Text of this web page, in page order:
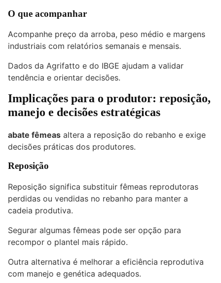
O que acompanhar
Acompanhe preço da arroba, peso médio e margens
industriais com relatórios semanais e mensais.
Dados da Agrifatto e do IBGE ajudam a validar
tendência e orientar decisões.
Implicações para o produtor: reposição,
manejo e decisões estratégicas
abate fêmeas altera a reposição do rebanho e exige
decisões práticas dos produtores.
Reposição
Reposição significa substituir fêmeas reprodutoras
perdidas ou vendidas no rebanho para manter a
cadeia produtiva.
Segurar algumas fêmeas pode ser opção para
recompor o plantel mais rápido.
Outra alternativa é melhorar a eficiência reprodutiva
com manejo e genética adequados.